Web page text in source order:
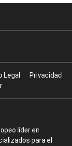
Legal
Privacidad
líder en
para el